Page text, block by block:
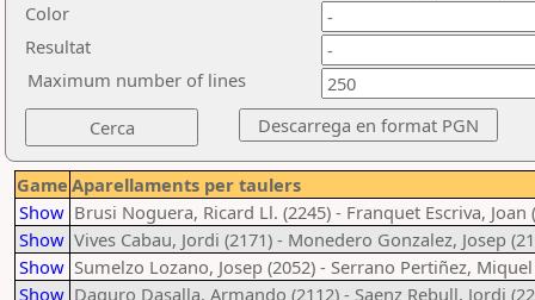
Color
Resultat
Maximum number of lines
Game Aparellaments per taulers
Show Brusi Noguera, Ricard Ll. (2245) - Franquet Escriva, Joan
Show Vives Cabau, Jordi (2171) - Monedero Gonzalez, Josep
Show Sumelzo Lozano, Josep (2052) - Serrano Pertiñez, Miquel
Show Daguro Dasalla, Armando (2112) - Saenz Rebull, Jordi